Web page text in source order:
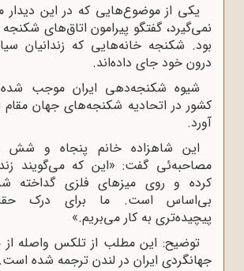
یکی از موضوع‌هایی که در این دیدار
نمی‌گیرد، گفتگو پیرامون اتاق‌های
بود. شکنجه خانه‌هایی که زندانیان
درون خود جای داده‌اند.
شیوه شکنجه‌دهی ایران موجب
کشور در اتحادیه شکنجه‌های جهان
آورد.
این شاهزاده خانم پنجاه و شش
مصاحبه‌ئی گفت: «این که می‌گویند
کرده و روی میزهای فلزی گداخته
بی‌اساس است. ما برای درک
پیچیده‌تری به کار می‌بریم.»
توضیح: این مطلب از تلکس واصله از
جهانگردی ایران در لندن ترجمه شده است.